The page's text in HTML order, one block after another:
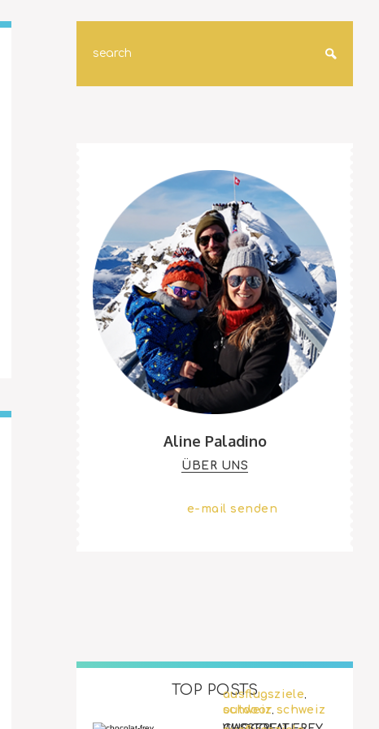
Aline Paladino
ÜBER UNS
e-mail senden
TOP POSTSausflugsziele
schweiz
outdoor ,schweiz